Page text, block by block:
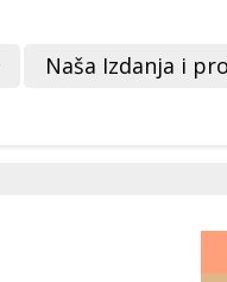
Naša Izdanja i